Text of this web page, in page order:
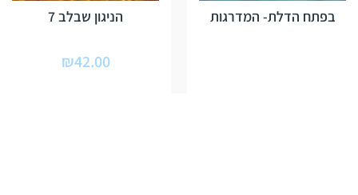
בפתח הדלת- המדרגות הניגון שבלב 7
₪42.00